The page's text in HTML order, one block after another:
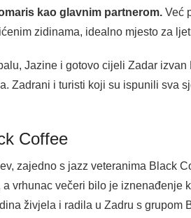
kao glavnim partnerom. Već
zidinama, idealno mjesto za
Jazine i gotovo cijeli Zadar
i turisti koji su ispunili sva
Coffee
zajedno s jazz veteranima Black
vrhunac večeri bilo je iznenađenje
živjela i radila u Zadru s grupom